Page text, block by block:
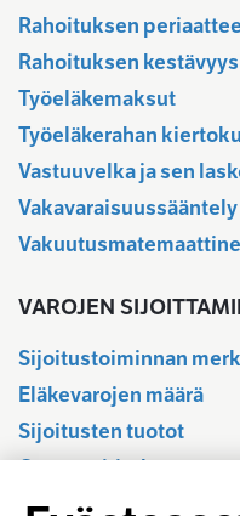
Rahoituksen
Rahoituksen kestävyys
Työeläkemaksut
Työeläkerahan
Vastuuvelka ja sen
Vakavaraisuussääntely
VAROJEN
Sijoitustoiminnan
Eläkevarojen määrä
Sijoitusten tuotot
Osavuositiedot
Tilastotietokanta